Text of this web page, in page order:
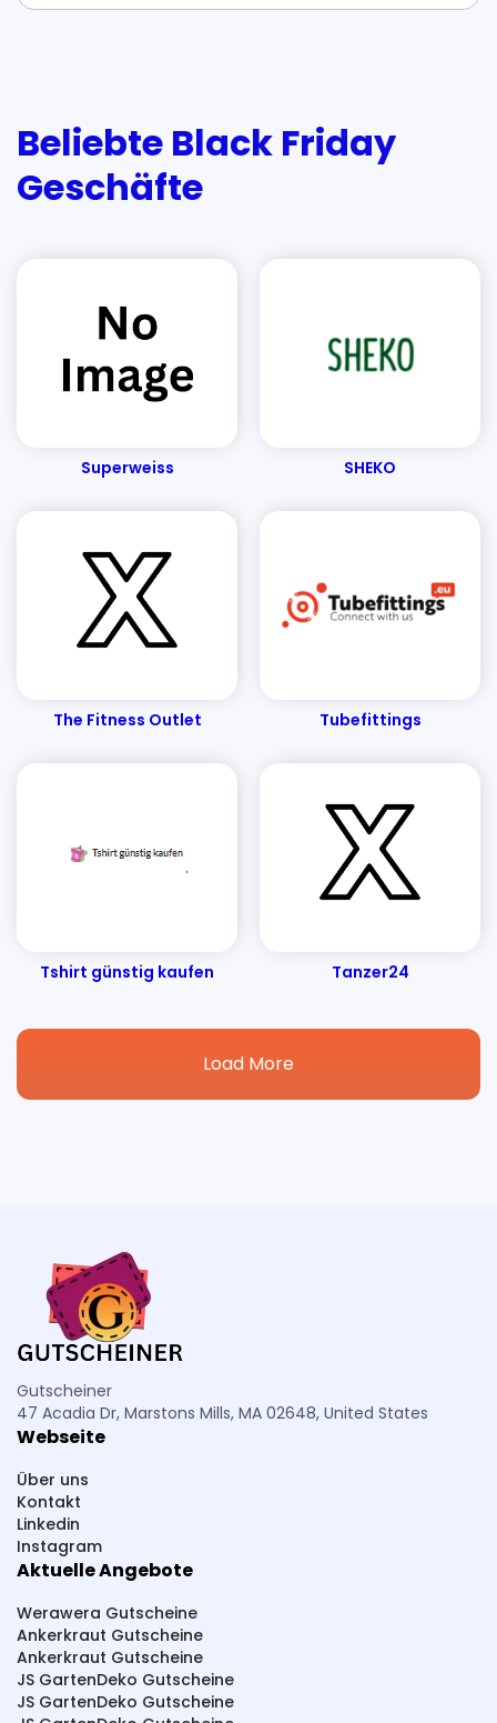
Blitzhandel24
Buchmaxe
Braufabrik Gutscheine - Mai 2024
Beliebte Black Friday
Geschäfte
Superweiss SHEKO
The Fitness Outlet Tubefittings
Tshirt günstig kaufen Tanzer24
Load More
Gutscheiner
47 Acadia Dr, Marstons Mills, MA 02648, United States
Webseite
Über uns
Kontakt
Linkedin
Instagram
Aktuelle Angebote
Werawera Gutscheine
Ankerkraut Gutscheine
Ankerkraut Gutscheine
JS GartenDeko Gutscheine
JS GartenDeko Gutscheine